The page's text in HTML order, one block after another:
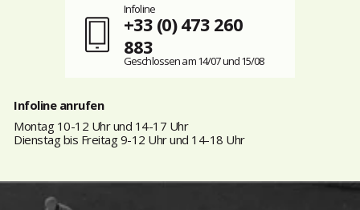
Infoline
+33 (0) 473 260
883
Geschlossen am 14/07 und 15/08
Infoline anrufen
Montag 10-12 Uhr und 14-17 Uhr
Dienstag bis Freitag 9-12 Uhr und 14-18 Uhr